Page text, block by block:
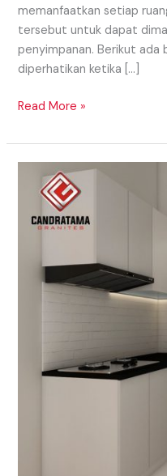
memanfaatkan setiap
tersebut untuk dapat
penyimpanan. Berikut ada
diperhatikan ketika […]
Read More »
Penggunaan
Macam
Kitchen
Set
Ampat